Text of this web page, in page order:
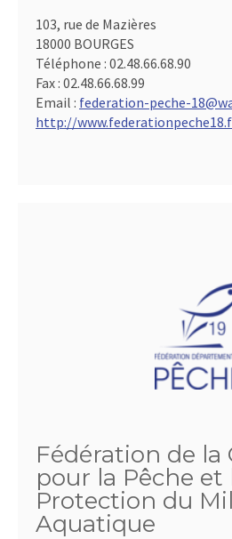
103, rue de Mazières
18000 BOURGES
Téléphone : 02.48.66.68.90
Fax : 02.48.66.68.99
Email : federation-peche-
http://
Fédération de la
pour la Pêche et
Protection du
Aquatique